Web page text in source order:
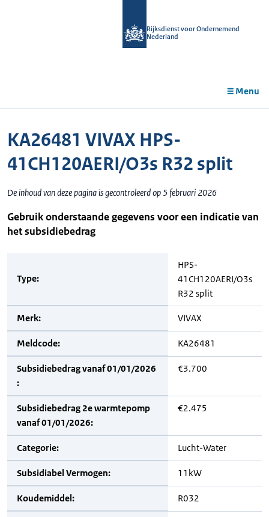
Rijksdienst voor Ondernemend
Nederland
Menu
KA26481 VIVAX HPS-
41CH120AERI/O3s R32 split
De inhoud van deze pagina is gecontroleerd op 5 februari 2026
Gebruik onderstaande gegevens voor een indicatie van
het subsidiebedrag
Type:
HPS-
41CH120AERI/O3s
R32 split
Merk: VIVAX
Meldcode: KA26481
Subsidiebedrag vanaf 01/01/2026
:
€3.700
Subsidiebedrag 2e warmtepomp
vanaf 01/01/2026:
€2.475
Categorie: Lucht-Water
Subsidiabel Vermogen: 11kW
Koudemiddel: R032